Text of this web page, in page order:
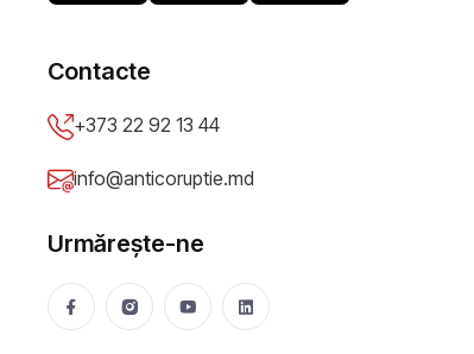
Contacte
+373 22 92 13 44
info@anticoruptie.md
Urmărește-ne
Primarul satului
bănesc pentru
−